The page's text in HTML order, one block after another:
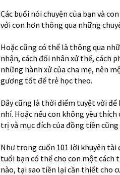
Các buổi nói chuyện của bạn và
với con hơn thông qua những
Hoặc cũng có thể là thông qua
nhận, cách đối nhân xử thế, cách
những hành xử của cha mẹ, nên
gương tốt để trẻ học theo.
Đây cũng là thời điểm tuyệt vời để
nhí. Hoặc nếu con không yêu
trị và mục đích của đồng tiền
Như trong cuốn 101 lời khuyên tài
tuổi bạn có thể cho con một cách
nào, tại sao tiền lại cần thiết cho